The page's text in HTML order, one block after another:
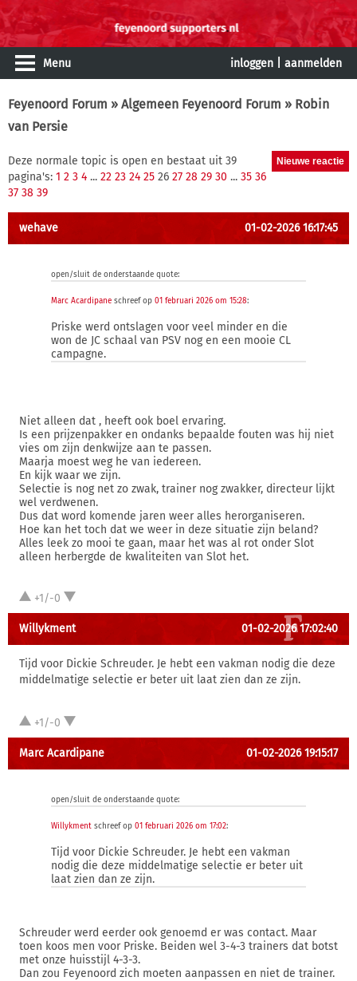
Menu inloggen aanmelden
Feyenoord Forum » Algemeen Feyenoord Forum » Robin
van Persie
Deze normale topic is open en bestaat uit 39
pagina's: 1 2 3 4 ... 22 23 24 25 26 27 28 29 30 ... 35 36
37 38 39
wehave 01-02-2026 16:17:45
open/sluit de onderstaande quote:
Marc Acardipane schreef op 01 februari 2026 om 15:28:
Priske werd ontslagen voor veel minder en die
won de JC schaal van PSV nog en een mooie CL
campagne.
Niet alleen dat , heeft ook boel ervaring.
Is een prijzenpakker en ondanks bepaalde fouten was hij niet
vies om zijn denkwijze aan te passen.
Maarja moest weg he van iedereen.
En kijk waar we zijn.
Selectie is nog net zo zwak, trainer nog zwakker, directeur lijkt
wel verdwenen.
Dus dat word komende jaren weer alles herorganiseren.
Hoe kan het toch dat we weer in deze situatie zijn beland?
Alles leek zo mooi te gaan, maar het was al rot onder Slot
alleen herbergde de kwaliteiten van Slot het.
+1/-0
Willykment 01-02-2026 17:02:40
Tijd voor Dickie Schreuder. Je hebt een vakman nodig die deze
middelmatige selectie er beter uit laat zien dan ze zijn.
+1/-0
Marc Acardipane 01-02-2026 19:15:17
open/sluit de onderstaande quote:
Willykment schreef op 01 februari 2026 om 17:02:
Tijd voor Dickie Schreuder. Je hebt een vakman
nodig die deze middelmatige selectie er beter uit
laat zien dan ze zijn.
Schreuder werd eerder ook genoemd er was contact. Maar
toen koos men voor Priske. Beiden wel 3-4-3 trainers dat botst
met onze huisstijl 4-3-3.
Dan zou Feyenoord zich moeten aanpassen en niet de trainer.